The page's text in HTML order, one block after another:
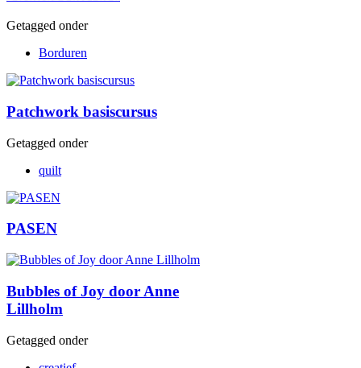
Getagged onder
Borduren
Patchwork basiscursus
Getagged onder
quilt
PASEN
Bubbles of Joy door Anne
Lillholm
Getagged onder